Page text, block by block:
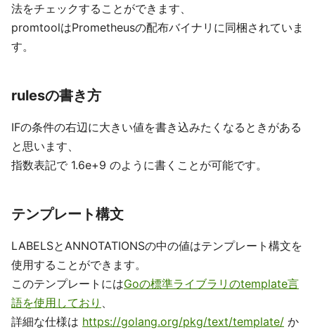
法をチェックすることができます、
promtoolはPrometheusの配布バイナリに同梱されていま
す。
rulesの書き方
IFの条件の右辺に大きい値を書き込みたくなるときがある
と思います、
指数表記で 1.6e+9 のように書くことが可能です。
テンプレート構文
LABELSとANNOTATIONSの中の値はテンプレート構文を
使用することができます。
このテンプレートにはGoの標準ライブラリのtemplate言
語を使用しており
詳細な仕様は https://golang.org/pkg/text/template/ か